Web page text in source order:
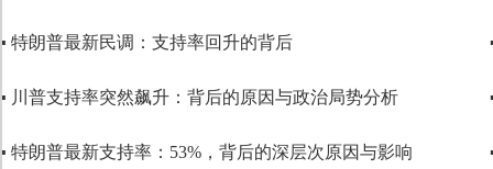
▪ 特朗普最新民调：支持率回升的背后
▪ 川普支持率突然飙升：背后的原因与政治局势分析
▪ 特朗普最新支持率：53%，背后的深层次原因与影响